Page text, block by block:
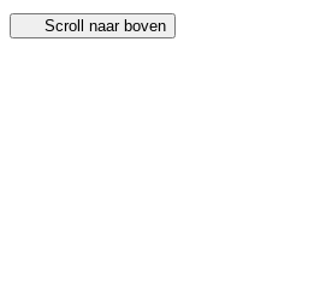
Scroll naar boven